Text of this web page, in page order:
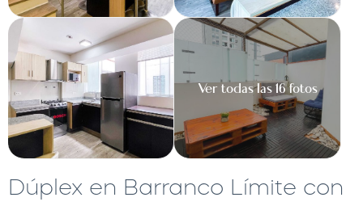
Ver todas las 16 fotos
Dúplex en Barranco Límite con